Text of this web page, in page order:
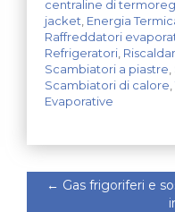
centraline di
jacket Energia
Raffreddatori
Refrigeratori
Scambiatori a piastre
Scambiatori di calore ,
Evaporative
← Gas frigoriferi e